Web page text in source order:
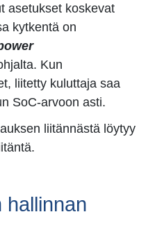
asetukset koskevat
kytkentä on
Kun
liitetty kuluttaja saa
SoC-arvoon asti.
liitännästä löytyy
hallinnan